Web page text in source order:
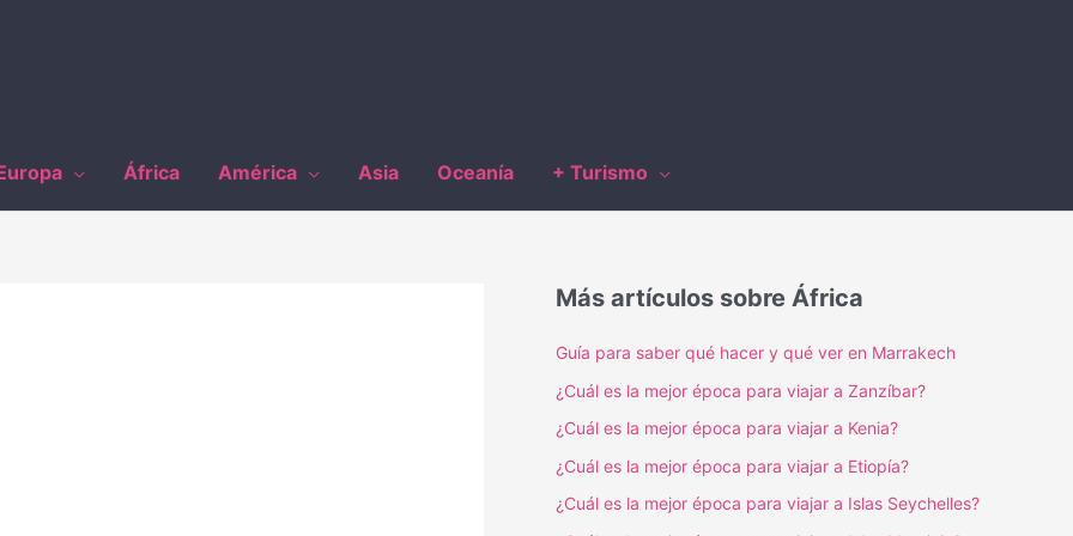
África América Asia Oceanía + Turismo
Más artículos sobre África
Guía para saber qué hacer y qué ver en Marrakech
¿Cuál es la mejor época para viajar a Zanzíbar?
¿Cuál es la mejor época para viajar a Kenia?
¿Cuál es la mejor época para viajar a Etiopía?
¿Cuál es la mejor época para viajar a Islas Seychelles?